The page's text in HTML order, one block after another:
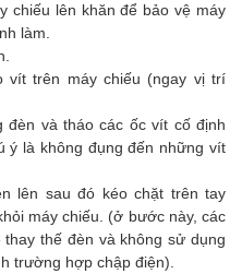
chiếu lên khăn để bảo vệ máy
làm.
vít trên máy chiếu (ngay vị trí
đèn và tháo các ốc vít cố định
ý là không đụng đến những vít
lên sau đó kéo chặt trên tay
máy chiếu. (ở bước này, các
thế đèn và không sử dụng
trường hợp chập điện).